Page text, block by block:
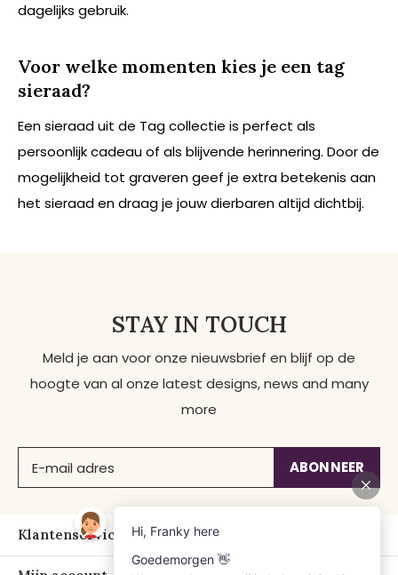
dagelijks gebruik.
Voor welke momenten kies je een tag
sieraad?
Een sieraad uit de Tag collectie is perfect als
persoonlijk cadeau of als blijvende herinnering. Door de
mogelijkheid tot graveren geef je extra betekenis aan
het sieraad en draag je jouw dierbaren altijd dichtbij.
STAY IN TOUCH
Meld je aan voor onze nieuwsbrief en blijf op de
hoogte van al onze latest designs, news and many
more
ABONNEER
Klantenservice